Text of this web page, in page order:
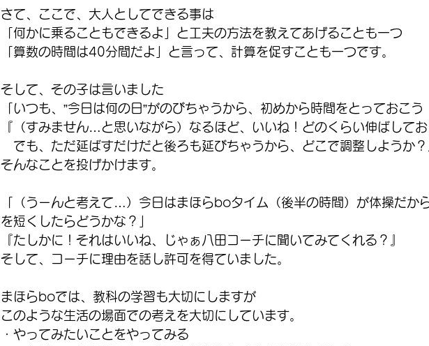
さて、ここで、大人としてできる事は
「何かに乗ることもできるよ」と工夫の方法を教えてあげることも一つ
「算数の時間は40分間だよ」と言って、計算を促すことも一つです。
そして、その子は言いました
「いつも、”今日は何の日”がのびちゃうから、初めから時間をとっておこう
『（すみません…と思いながら）なるほど、いいね！どのくらい伸ばして
でも、ただ延ばすだけだと後ろも延びちゃうから、どこで調整しようか
そんなことを投げかけます。
「（うーんと考えて…）今日はまほらboタイム（後半の時間）が体操だか
を短くしたらどうかな？」
『たしかに！それはいいね、じゃぁ八田コーチに聞いてみてくれる？』
そして、コーチに理由を話し許可を得ていました。
まほらboでは、教科の学習も大切にしますが
このような生活の場面での考えを大切にしています。
・やってみたいことをやってみる